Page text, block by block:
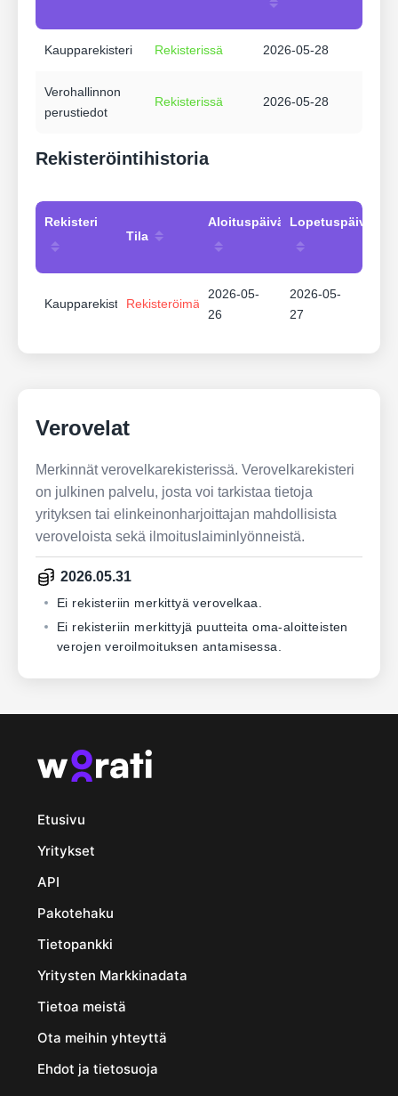
Kaupparekisteri Rekisterissä 2026-05-28
Verohallinnon
perustiedot
Rekisterissä 2026-05-28
Rekisteröintihistoria
Rekisteri
Tila
Aloituspäivämäärä
KaupparekisteriRekisteröimätön
2026-05-
26
2026-05-
27
Verovelat
Merkinnät verovelkarekisterissä. Verovelkarekisteri
on julkinen palvelu, josta voi tarkistaa tietoja
yrityksen tai elinkeinonharjoittajan mahdollisista
veroveloista sekä ilmoituslaiminlyönneistä.
2026.05.31
Ei rekisteriin merkittyä verovelkaa.
Ei rekisteriin merkittyjä puutteita oma-aloitteisten
verojen veroilmoituksen antamisessa.
Etusivu
Yritykset
API
Pakotehaku
Tietopankki
Yritysten Markkinadata
Tietoa meistä
Ota meihin yhteyttä
Ehdot ja tietosuoja